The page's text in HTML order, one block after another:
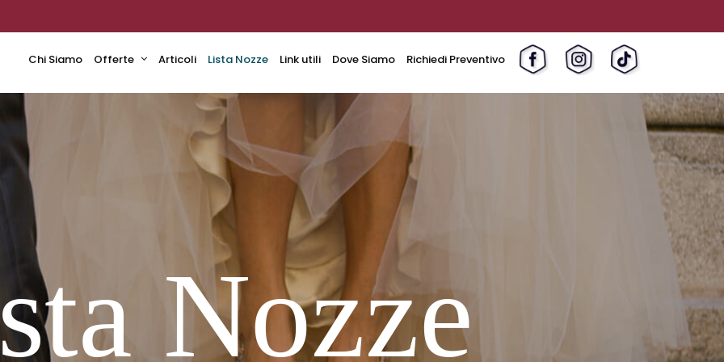
Chi Siamo Offerte Articoli Lista Nozze Link utili Dove Siamo Richiedi Preventivo
Nozze